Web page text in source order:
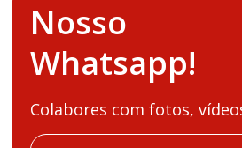
Nosso
Whatsapp!
Colabores com fotos,